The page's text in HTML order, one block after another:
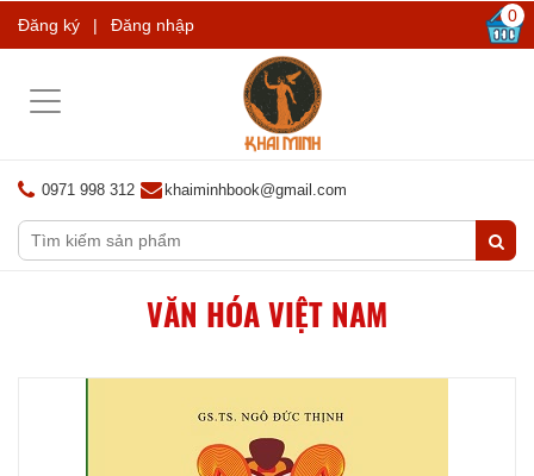
Đăng ký | Đăng nhập 0
Toggle
0971 998 312 khaiminhbook@gmail.com
VĂN HÓA VIỆT NAM